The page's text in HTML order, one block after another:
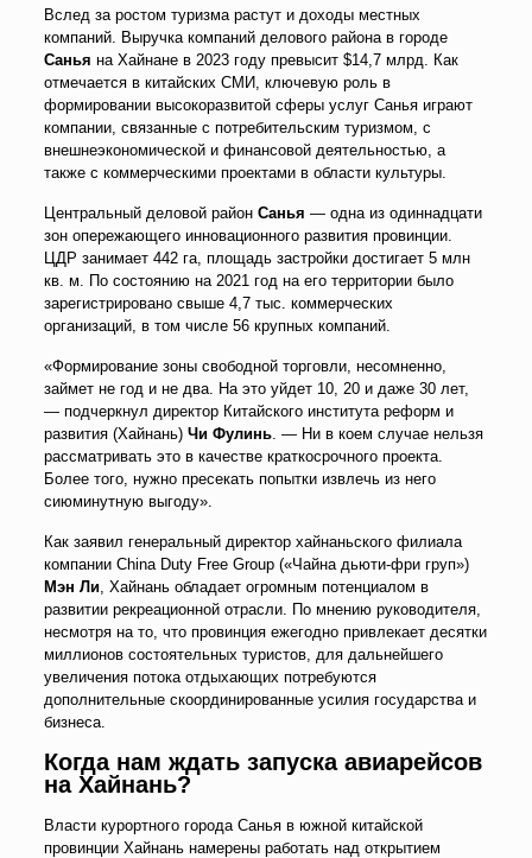
Вслед за ростом туризма растут и доходы местных
компаний. Выручка компаний делового района в городе
Санья на Хайнане в 2023 году превысит $14,7 млрд. Как
отмечается в китайских СМИ, ключевую роль в
формировании высокоразвитой сферы услуг Санья играют
компании, связанные с потребительским туризмом, с
внешнеэкономической и финансовой деятельностью, а
также с коммерческими проектами в области культуры.
Центральный деловой район Санья — одна из одиннадцати
зон опережающего инновационного развития провинции.
ЦДР занимает 442 га, площадь застройки достигает 5 млн
кв. м. По состоянию на 2021 год на его территории было
зарегистрировано свыше 4,7 тыс. коммерческих
организаций, в том числе 56 крупных компаний.
«Формирование зоны свободной торговли, несомненно,
займет не год и не два. На это уйдет 10, 20 и даже 30 лет,
— подчеркнул директор Китайского института реформ и
развития (Хайнань) Чи Фулинь. — Ни в коем случае нельзя
рассматривать это в качестве краткосрочного проекта.
Более того, нужно пресекать попытки извлечь из него
сиюминутную выгоду».
Как заявил генеральный директор хайнаньского филиала
компании China Duty Free Group («Чайна дьюти-фри груп»)
Мэн Ли, Хайнань обладает огромным потенциалом в
развитии рекреационной отрасли. По мнению руководителя,
несмотря на то, что провинция ежегодно привлекает десятки
миллионов состоятельных туристов, для дальнейшего
увеличения потока отдыхающих потребуются
дополнительные скоординированные усилия государства и
бизнеса.
Когда нам ждать запуска авиарейсов
на Хайнань?
Власти курортного города Санья в южной китайской
провинции Хайнань намерены работать над открытием